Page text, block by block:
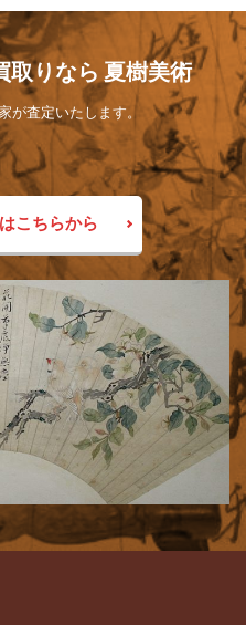
取りなら 夏樹美術
が査定いたします。
こちらから